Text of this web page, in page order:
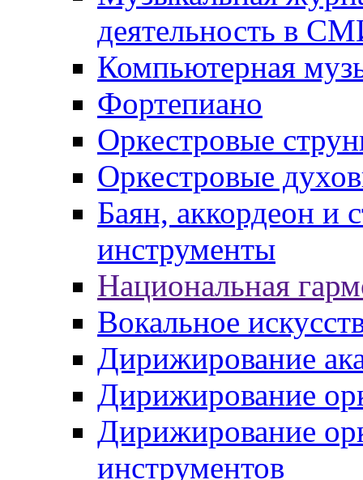
деятельность в
Компьютерная
Фортепиано
Оркестровые
Оркестровые
Баян, аккордеон и
инструменты
Национальная
Вокальное
Дирижирование
Дирижирование
Дирижирование
инструментов